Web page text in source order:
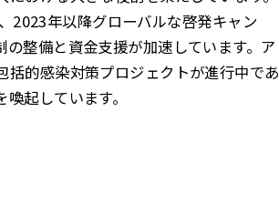
2023年以降グローバルな啓発キャン
整備と資金支援が加速しています。ア
的感染対策プロジェクトが進行中であ
起しています。